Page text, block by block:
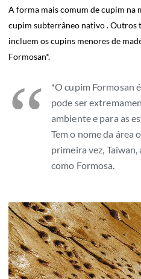
A forma mais comum de cupim na
cupim subterrâneo nativo . Outros
incluem os cupins menores de
Formosan*.
“
*O cupim Formosan
pode ser
ambiente e para as
Tem o nome da área
primeira vez,
como Formosa.